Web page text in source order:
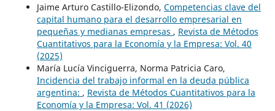
Jaime Arturo Castillo-Elizondo, Competencias clave del
capital humano para el desarrollo empresarial en
pequeñas y medianas empresas , Revista de Métodos
Cuantitativos para la Economía y la Empresa: Vol. 40
(2025)
María Lucía Vinciguerra, Norma Patricia Caro,
Incidencia del trabajo informal en la deuda pública
argentina: , Revista de Métodos Cuantitativos para la
Economía y la Empresa: Vol. 41 (2026)